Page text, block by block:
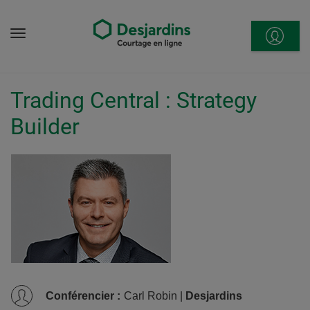
au Menu
Trading Central : Strategy
Builder
Conférencier : Carl Robin | Desjardins